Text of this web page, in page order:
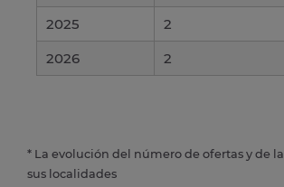
2025
2
2026
2
* La evolución del número de ofertas y de
sus localidades